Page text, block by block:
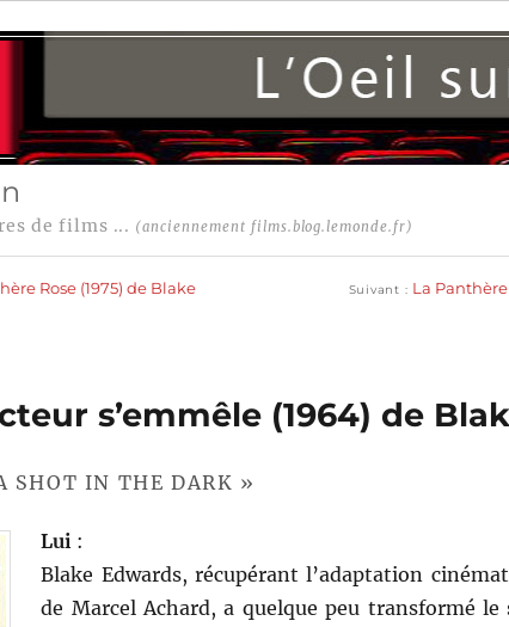
de films ... (anciennement films.blog.lemonde.fr)
Rose (1975) de Blake
Suivant La
s’emmêle (1964) de
SHOT IN THE DARK »
Lui :
Blake Edwards, récupérant l’adaptation
de Marcel Achard, a quelque peu transformé